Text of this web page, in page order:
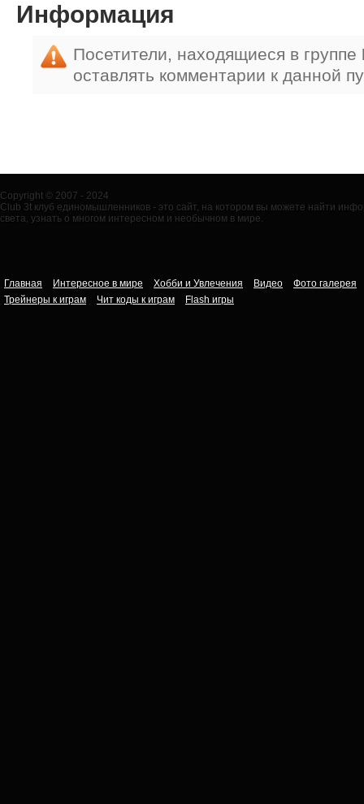
Информация
Посетители, находящиеся в группе
оставлять комментарии к данной
Copyright © 2007 - 2024
Club 3t клуб единомышленников - это сайт, на котором вы можете найти
света, узнать о многом интересном и необычном в мире.
Главная Интересное в мире Хобби и Увлечения Видео
Фото галерея
Трейнеры к играм
Чит коды к играм Flash игры